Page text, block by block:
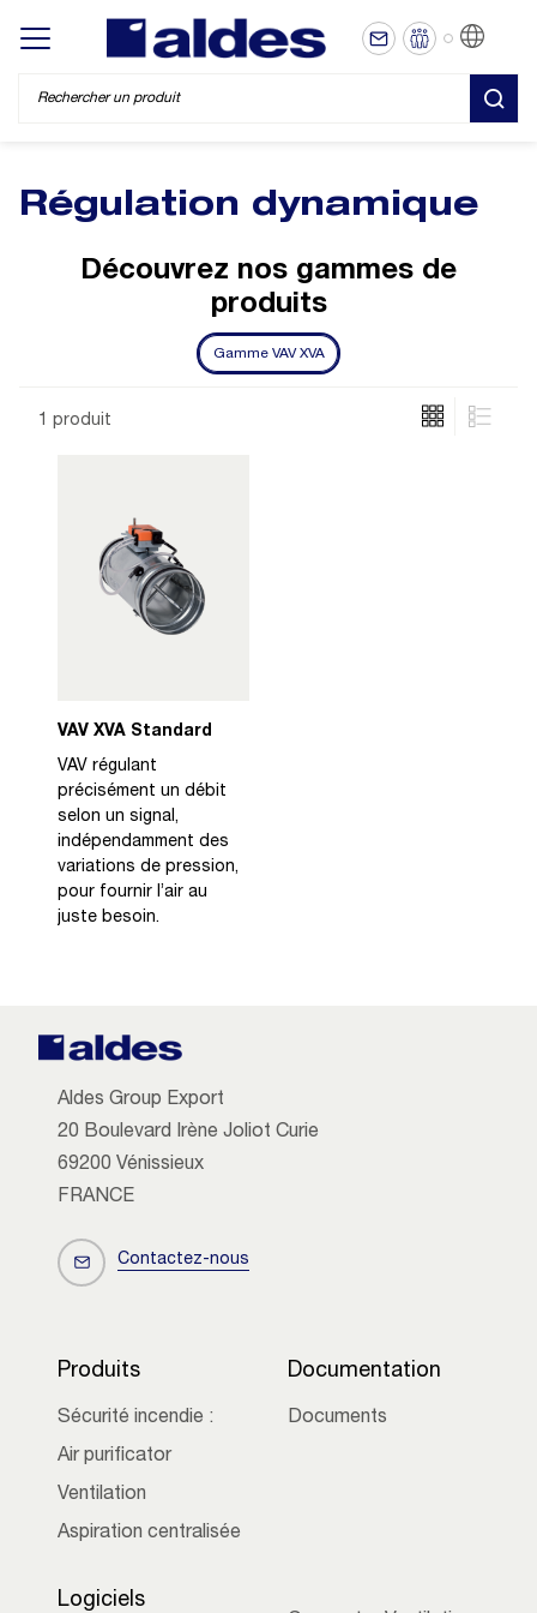
Display/hide main menu
Régulation dynamique
Découvrez nos gammes de
produits
Gamme VAV XVA
1 produit
VAV XVA Standard
VAV régulant
précisément un débit
selon un signal,
indépendamment des
variations de pression,
pour fournir l’air au
juste besoin.
Aldes Group Export
20 Boulevard Irène Joliot Curie
69200 Vénissieux
FRANCE
Contactez-nous
Produits
Sécurité incendie :
Air purificator
Ventilation
Aspiration centralisée
Documentation
Documents
Logiciels